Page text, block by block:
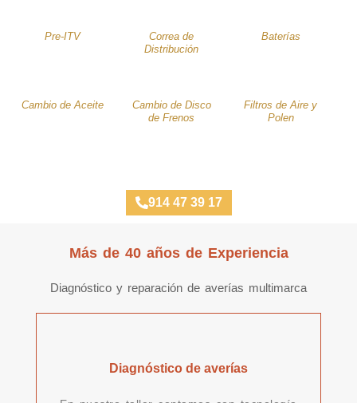
Pre-ITV
Correa de
Distribución
Baterías
Cambio de Aceite
Cambio de Disco
de Frenos
Filtros de Aire y
Polen
914 47 39 17
Más de 40 años de Experiencia
Diagnóstico y reparación de averías multimarca
Diagnóstico de averías